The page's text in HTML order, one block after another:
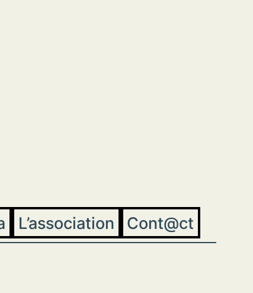
L’association Cont@ct